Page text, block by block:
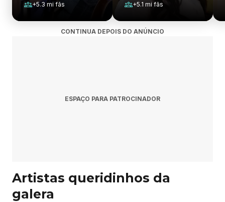
+5.3 mi fãs +5.1 mi fãs
CONTINUA DEPOIS DO ANÚNCIO
ESPAÇO PARA PATROCINADOR
Artistas queridinhos da
galera